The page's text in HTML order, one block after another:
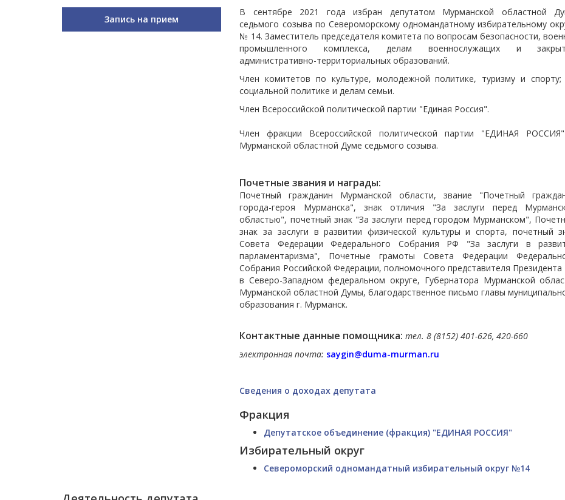
Запись на прием
В сентябре 2021 года избран депутатом Мурманской областной
седьмого созыва по Североморскому одномандатному избирательному
№ 14. Заместитель председателя комитета по вопросам безопасности,
промышленного комплекса, делам военнослужащих и
административно-территориальных образований.
Член комитетов по культуре, молодежной политике, туризму и спорту;
социальной политике и делам семьи.
Член Всероссийской политической партии "Единая Россия".
Член фракции Всероссийской политической партии "ЕДИНАЯ
Мурманской областной Думе седьмого созыва.
Почетные звания и награды:
Почетный гражданин Мурманской области, звание "Почетный
города-героя Мурманска", знак отличия "За заслуги перед
областью", почетный знак "За заслуги перед городом Мурманском",
знак за заслуги в развитии физической культуры и спорта, почетный
Совета Федерации Федерального Собрания РФ "За заслуги в
парламентаризма", Почетные грамоты Совета Федерации
Собрания Российской Федерации, полномочного представителя
в Северо-Западном федеральном округе, Губернатора Мурманской
Мурманской областной Думы, благодарственное письмо главы
образования г. Мурманск.
Контактные данные помощника: тел. 8 (8152) 401-626, 420-660
электронная почта: saygin@duma-murman.ru
Сведения о доходах депутата
Фракция
Депутатское объединение (фракция) "ЕДИНАЯ РОССИЯ"
Избирательный округ
Североморский одномандатный избирательный округ №14